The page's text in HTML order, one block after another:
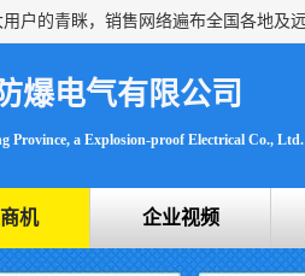
爆电气有限公司
Province, a Explosion-proof Electrical Co., Ltd.
机 企业视频